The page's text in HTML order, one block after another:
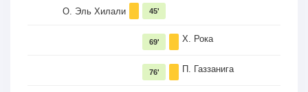
О. Эль Хилали 45'
Х. Рока
69'
П. Газзанига
76'